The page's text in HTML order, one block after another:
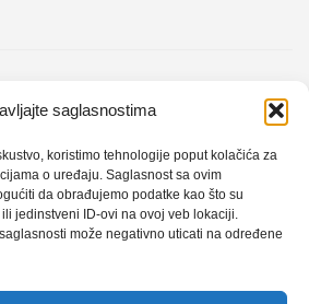
saglasnostima
koristimo tehnologije poput kolačića za
o uređaju. Saglasnost sa ovim
da obrađujemo podatke kao što su
jedinstveni ID-ovi na ovoj veb lokaciji.
može negativno uticati na određene